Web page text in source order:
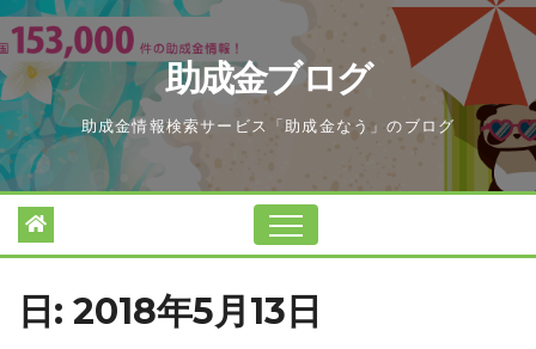
Skip
to
content
助成金ブログ
助成金情報検索サービス「助成金なう」のブログ
日: 2018年5月13日